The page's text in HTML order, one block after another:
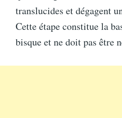
translucides et dégagent
Cette étape constitue la
bisque et ne doit pas être